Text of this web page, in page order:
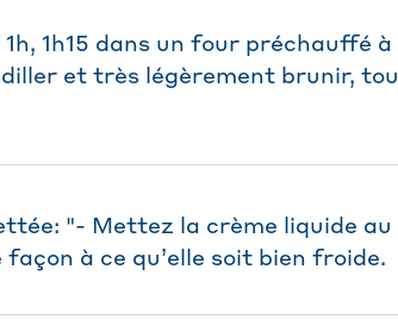
1h15 dans un four préchauffé à
et très légèrement brunir,
"- Mettez la crème liquide
façon à ce qu’elle soit bien froide.